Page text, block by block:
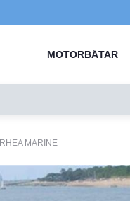
MOTORBÅTAR
RHEA MARINE